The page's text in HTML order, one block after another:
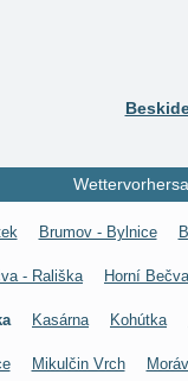
Brumov - Bylnice
- Rališka Horní Bečva
Kasárna Kohútka
Mikulčin Vrch